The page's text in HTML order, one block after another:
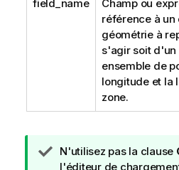
field_name
Champ ou
référence à un
géométrie à
s'agir soit d'un
ensemble de
longitude et la
zone.
N
o
N'utilisez pas la clause
l'éditeur de